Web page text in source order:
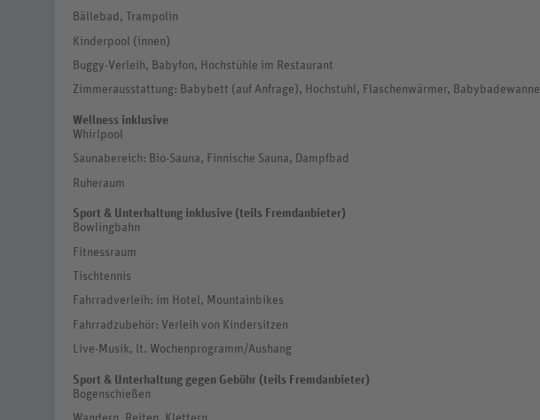
Bällebad, Trampolin
Kinderpool (innen)
Buggy-Verleih, Babyfon, Hochstühle im Restaurant
Zimmerausstattung: Babybett (auf Anfrage), Hochstuhl, Flaschenwärmer, Babybadewanne
Wellness inklusive
Whirlpool
Saunabereich: Bio-Sauna, Finnische Sauna, Dampfbad
Ruheraum
Sport & Unterhaltung inklusive (teils Fremdanbieter)
Bowlingbahn
Fitnessraum
Tischtennis
Fahrradverleih: im Hotel, Mountainbikes
Fahrradzubehör: Verleih von Kindersitzen
Live-Musik, lt. Wochenprogramm/Aushang
Sport & Unterhaltung gegen Gebühr (teils Fremdanbieter)
Bogenschießen